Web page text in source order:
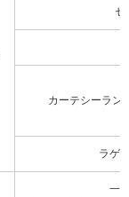
セ
カーテシーラン
ラゲ
一